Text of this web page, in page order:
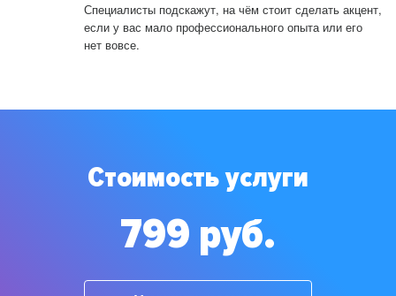
Специалисты подскажут, на чём стоит сделать акцент,
если у вас мало профессионального опыта или его
нет вовсе.
Стоимость услуги
799 руб.